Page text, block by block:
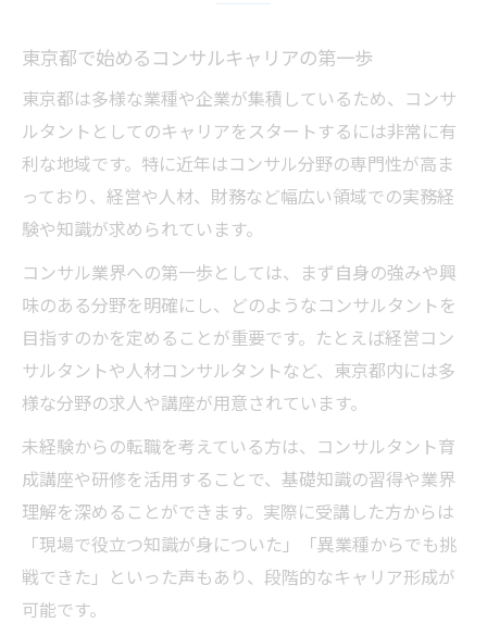
コンサルタント育成研修の活用ポイント
経営コンサルタント養成講座の学び方
コンサル業界で活躍するための学習法
注目のコンサル育成講座が変える未来
コンサルタント育成講座の最新トレンド解
説
未来を切り拓く東京都発コンサル講座の魅
力
経営コンサルタント資格取得を目指す意義
コンサル業界が求める人材像とは何か
キャリア構築に役立つ戦略講座の魅力
コンサルキャリアに直結する戦略講座の選
び方
経営コンサルタント認定講座で得る専門性
東京都で始めるコンサルキャリアの第一歩
東京都は多様な業種や企業が集積しているため、コンサ
ルタントとしてのキャリアをスタートするには非常に有
利な地域です。特に近年はコンサル分野の専門性が高ま
っており、経営や人材、財務など幅広い領域での実務経
験や知識が求められています。
コンサル業界への第一歩としては、まず自身の強みや興
味のある分野を明確にし、どのようなコンサルタントを
目指すのかを定めることが重要です。たとえば経営コン
サルタントや人材コンサルタントなど、東京都内には多
様な分野の求人や講座が用意されています。
未経験からの転職を考えている方は、コンサルタント育
成講座や研修を活用することで、基礎知識の習得や業界
理解を深めることができます。実際に受講した方からは
「現場で役立つ知識が身についた」「異業種からでも挑
戦できた」といった声もあり、段階的なキャリア形成が
可能です。